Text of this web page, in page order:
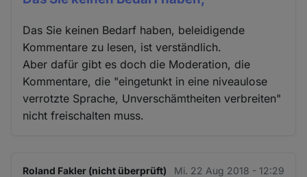
Das Sie keinen Bedarf haben, beleidigende
Kommentare zu lesen, ist verständlich.
Aber dafür gibt es doch die Moderation, die
Kommentare, die "eingetunkt in eine niveaulose
verrotzte Sprache, Unverschämtheiten verbreiten"
nicht freischalten muss.
Roland Fakler (nicht überprüft) Mi. 22 Aug 2018 - 12:29